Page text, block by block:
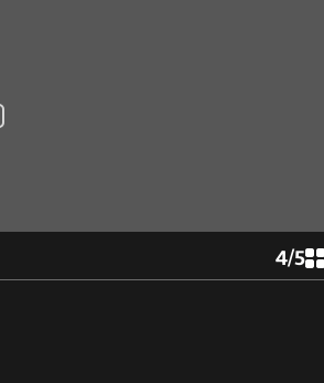
4/5